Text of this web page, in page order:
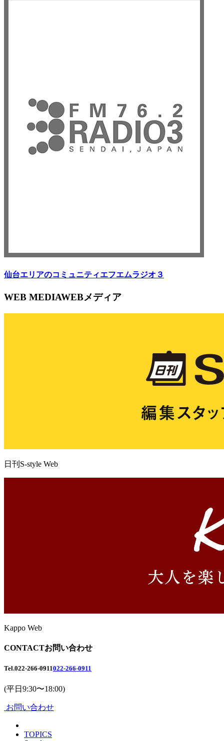
仙台エリアのコミュニティエフエムラジオ３
WEB MEDIAWEBメディア
日刊S-style Web
Kappo Web
CONTACTお問い合わせ
Tel.022-266-0911022-266-0911
(平日9:30〜18:00)
お問い合わせ
TOPICS